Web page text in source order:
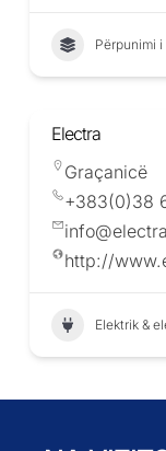
Përpunimi
Electra
Graçanicë
+383(0)38
http://
Elektrik &